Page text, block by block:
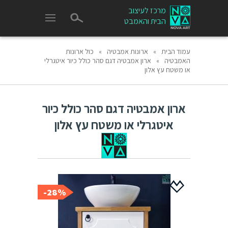
מרכז לעיצוב
הבית והאמבט
עמוד הבית » ארונות אמבטיה »
כול ארונות
האמבטיה
»
ארון אמבטיה דגם סהר כולל כיור איטגרלי
או משטח עץ אלון
ארון אמבטיה דגם סהר כולל כיור
איטגרלי או משטח עץ אלון
28%-